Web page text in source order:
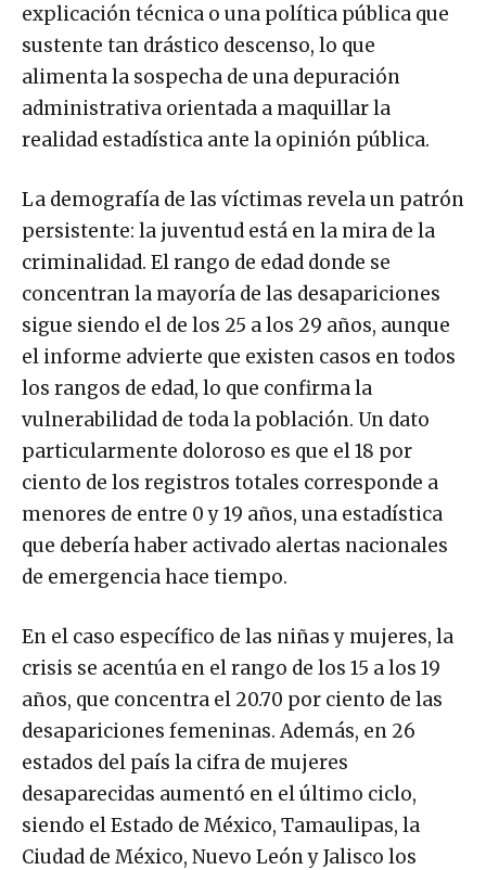
explicación técnica o una política pública que
sustente tan drástico descenso, lo que
alimenta la sospecha de una depuración
administrativa orientada a maquillar la
realidad estadística ante la opinión pública.
La demografía de las víctimas revela un patrón
persistente: la juventud está en la mira de la
criminalidad. El rango de edad donde se
concentran la mayoría de las desapariciones
sigue siendo el de los 25 a los 29 años, aunque
el informe advierte que existen casos en todos
los rangos de edad, lo que confirma la
vulnerabilidad de toda la población. Un dato
particularmente doloroso es que el 18 por
ciento de los registros totales corresponde a
menores de entre 0 y 19 años, una estadística
que debería haber activado alertas nacionales
de emergencia hace tiempo.
En el caso específico de las niñas y mujeres, la
crisis se acentúa en el rango de los 15 a los 19
años, que concentra el 20.70 por ciento de las
desapariciones femeninas. Además, en 26
estados del país la cifra de mujeres
desaparecidas aumentó en el último ciclo,
siendo el Estado de México, Tamaulipas, la
Ciudad de México, Nuevo León y Jalisco los